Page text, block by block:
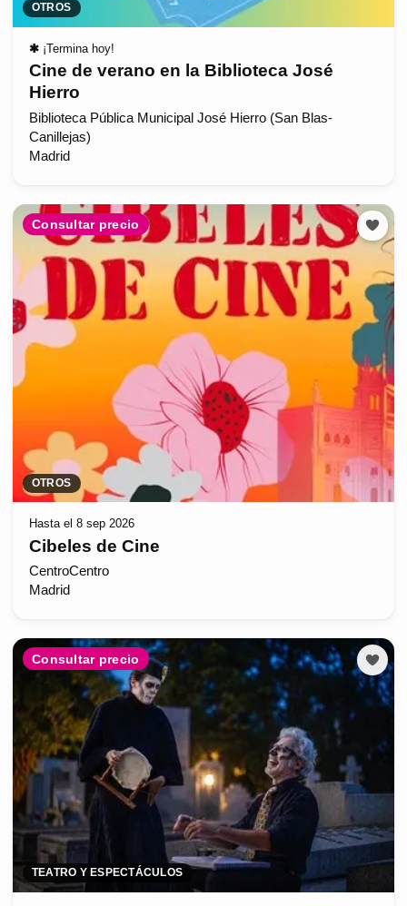
OTROS
✱ ¡Termina hoy!
Cine de verano en la Biblioteca José
Hierro
Biblioteca Pública Municipal José Hierro (San Blas-
Canillejas)
Madrid
Consultar precio
OTROS
Hasta el 8 sep 2026
Cibeles de Cine
CentroCentro
Madrid
Consultar precio
TEATRO Y ESPECTÁCULOS